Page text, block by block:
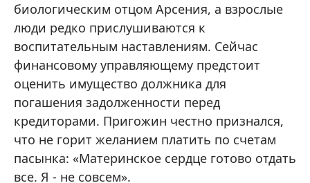
биологическим отцом Арсения, а взрослые
люди редко прислушиваются к
воспитательным наставлениям. Сейчас
финансовому управляющему предстоит
оценить имущество должника для
погашения задолженности перед
кредиторами. Пригожин честно признался,
что не горит желанием платить по счетам
пасынка: «Материнское сердце готово отдать
все. Я - не совсем».